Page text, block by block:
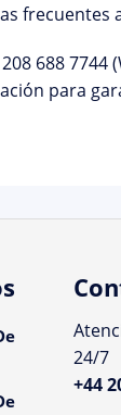
frecuentes
688 7744
para
24/7
+44